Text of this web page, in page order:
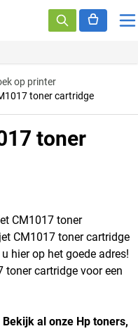
op printer
toner cartridge
toner
CM1017 toner
CM1017 toner cartridge
hier op het goede adres!
toner cartridge voor een
al onze Hp toners,